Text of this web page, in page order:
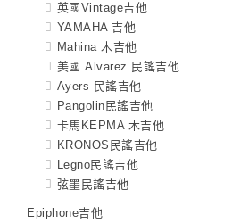
英國Vintage吉他
YAMAHA 吉他
Mahina 木吉他
美國 Alvarez 民謠吉他
Ayers 民謠吉他
Pangolin民謠吉他
卡馬KEPMA 木吉他
KRONOS民謠吉他
Legno民謠吉他
弦墨民謠吉他
Epiphone吉他